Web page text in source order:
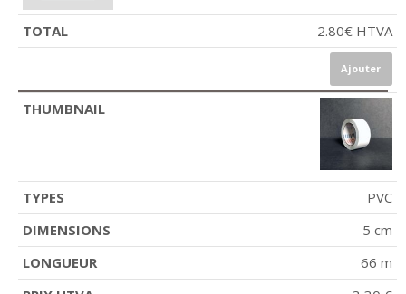
2.80€ HTVA
Ajouter
PVC
5 cm
66 m